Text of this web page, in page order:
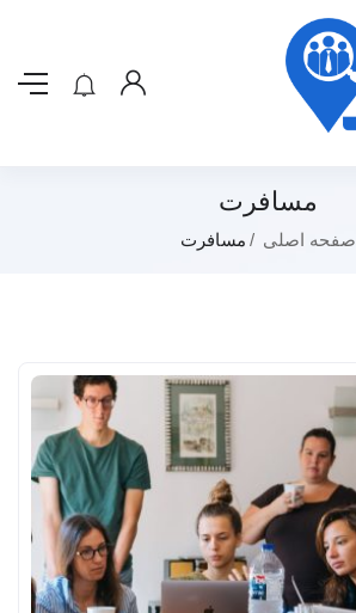
مسافرت
صفحه اصلی مسافرت